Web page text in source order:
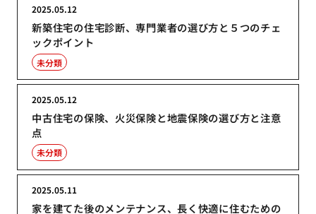
新築住宅の住宅診断、専門業者の選び方と５つのチェ
ックポイント
2025.05.12
未分類
中古住宅の保険、火災保険と地震保険の選び方と注意
点
2025.05.12
未分類
家を建てた後のメンテナンス、長く快適に住むための
2025.05.11